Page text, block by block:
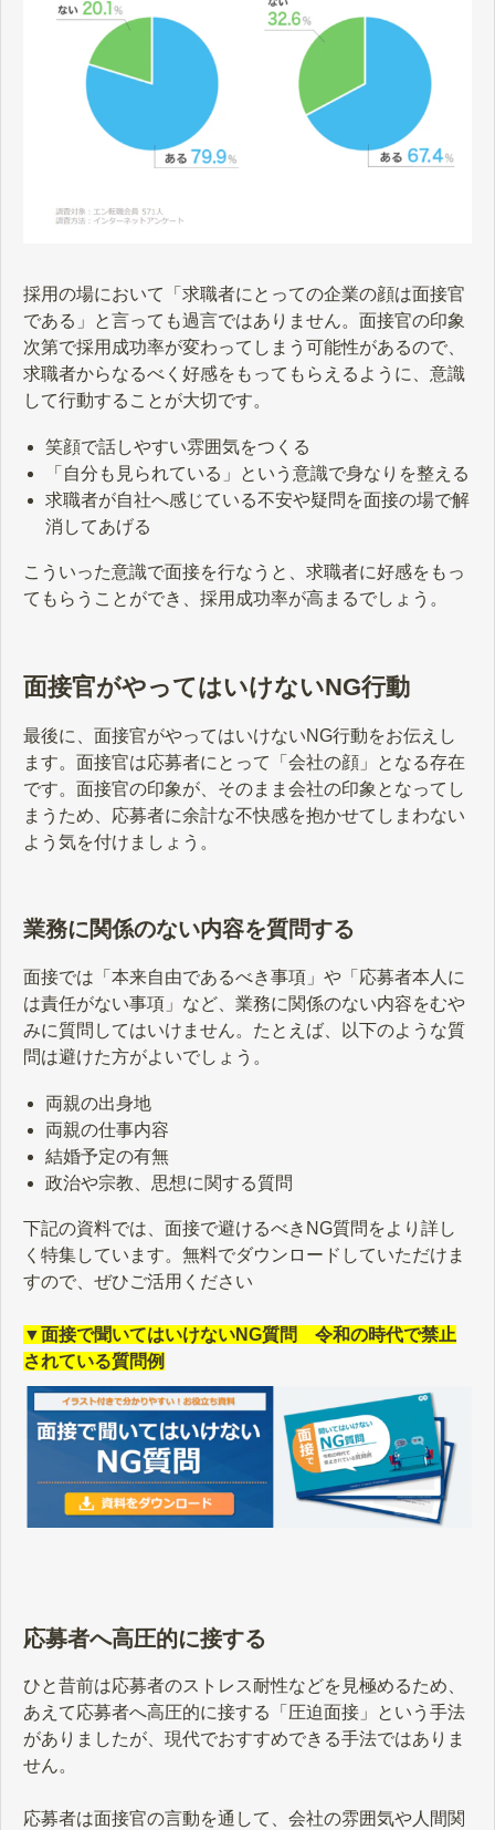
採用の場において「求職者にとっての企業の顔は面接官
である」と言っても過言ではありません。面接官の印象
次第で採用成功率が変わってしまう可能性があるので、
求職者からなるべく好感をもってもらえるように、意識
して行動することが大切です。
笑顔で話しやすい雰囲気をつくる
「自分も見られている」という意識で身なりを整える
求職者が自社へ感じている不安や疑問を面接の場で解
消してあげる
こういった意識で面接を行なうと、求職者に好感をもっ
てもらうことができ、採用成功率が高まるでしょう。
面接官がやってはいけないNG行動
最後に、面接官がやってはいけないNG行動をお伝えし
ます。面接官は応募者にとって「会社の顔」となる存在
です。面接官の印象が、そのまま会社の印象となってし
まうため、応募者に余計な不快感を抱かせてしまわない
よう気を付けましょう。
業務に関係のない内容を質問する
面接では「本来自由であるべき事項」や「応募者本人に
は責任がない事項」など、業務に関係のない内容をむや
みに質問してはいけません。たとえば、以下のような質
問は避けた方がよいでしょう。
両親の出身地
両親の仕事内容
結婚予定の有無
政治や宗教、思想に関する質問
下記の資料では、面接で避けるべきNG質問をより詳し
く特集しています。無料でダウンロードしていただけま
すので、ぜひご活用ください
▼面接で聞いてはいけないNG質問 令和の時代で禁止
されている質問例
応募者へ高圧的に接する
ひと昔前は応募者のストレス耐性などを見極めるため、
あえて応募者へ高圧的に接する「圧迫面接」という手法
がありましたが、現代でおすすめできる手法ではありま
せん。
応募者は面接官の言動を通して、会社の雰囲気や人間関